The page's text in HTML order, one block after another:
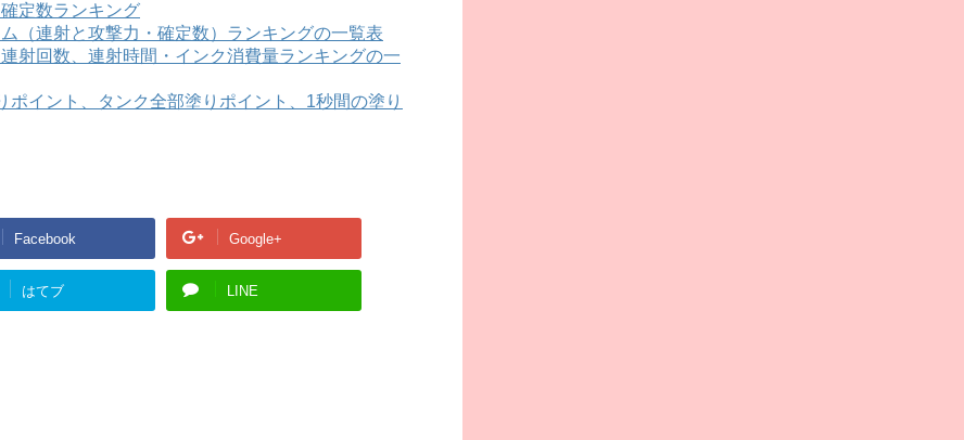
定数ランキング
（連射と攻撃力・確定数）ランキングの一覧表
射回数、連射時間・インク消費量ランキングの一
ポイント、タンク全部塗りポイント、1秒間の塗り
Facebook Google+
はてブ LINE